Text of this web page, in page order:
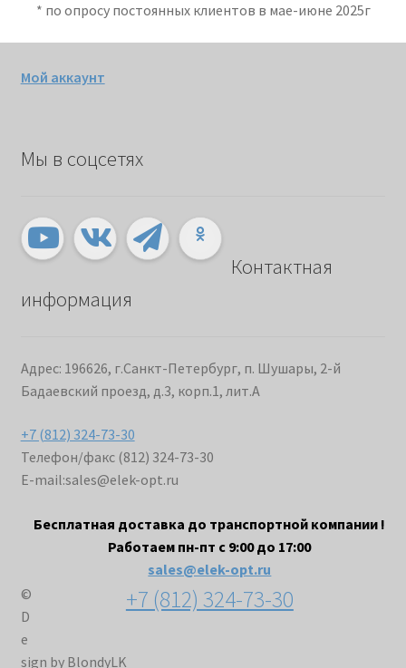
* по опросу постоянных клиентов в мае-июне 2025г
Мой аккаунт
Мы в соцсетях
Контактная
информация
Адрес: 196626, г.Санкт-Петербург, п. Шушары, 2-й
Бадаевский проезд, д.3, корп.1, лит.А
+7 (812) 324-73-30
Телефон/факс (812) 324-73-30
E-mail:sales@elek-opt.ru
Бесплатная доставка до транспортной компании !
Работаем пн-пт с 9:00 до 17:00
sales@elek-opt.ru
+7 (812) 324-73-30
©
D
e
sign by BlondyLK